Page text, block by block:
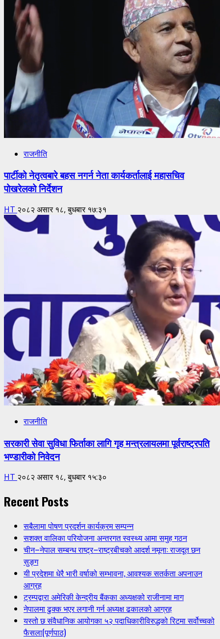
राजनीति
पार्टीको नेतृत्वबारे बहस नगर्न नेता कार्यकर्तालाई महासचिव
पोखरेलको निर्देशन
HT २०८२ असार १८, बुधबार १७:३१
राजनीति
सरकारी सेवा सुविधा फिर्ताका लागि गृह मन्त्रलायलमा पूर्वराष्ट्रपति
भण्डारीको निवेदन
HT २०८२ असार १८, बुधबार १५:३०
Recent Posts
सबैलामा पोषण प्रदर्शन कार्यक्रम सम्पन्न
सशक्त वालिका परियोजना अन्तरगत स्वस्थ्य आमा समुह गठन
चीन–नेपाल सम्बन्ध राष्ट्र–राष्ट्रबीचको आदर्श नमूना: राजदूत छन
सुङ्ग
यी प्रदेशमा धेरै भारी वर्षाको सम्भावना, आवश्यक सतर्कता अपनाउन
आग्रह
ट्रम्पद्वारा अमेरिकी केन्द्रीय बैंकका अध्यक्षको राजीनामा माग
नेपालमा ढुक्क भएर लगानी गर्न अध्यक्ष ढकालको आग्रह
यस्तो छ संवैधानिक आयोगका ५२ पदाधिकारीविरुद्धको रिटमा सर्वोच्चको
फैसला(पूर्णपाठ)